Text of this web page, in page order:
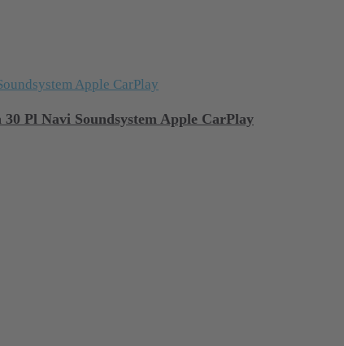
Pl Navi Soundsystem Apple CarPlay